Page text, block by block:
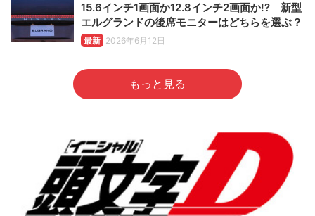
15.6インチ1画面か12.8インチ2画面か!? 新型
エルグランドの後席モニターはどちらを選ぶ？
最新 2026年6月12日
もっと見る